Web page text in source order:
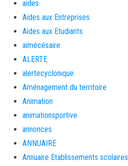
aides
Aides aux Entreprises
Aides aux Etudiants
aimécésaire
ALERTE
alertecyclonique
Aménagement du territoire
Animation
animationsportive
annonces
ANNUAIRE
Annuaire Etablissements scolaires